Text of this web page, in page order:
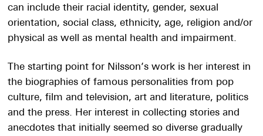
can include their racial identity, gender, sexual
orientation, social class, ethnicity, age, religion and/or
physical as well as mental health and impairment.
The starting point for Nilsson’s work is her interest in
the biographies of famous personalities from pop
culture, film and television, art and literature, politics
and the press. Her interest in collecting stories and
anecdotes that initially seemed so diverse gradually